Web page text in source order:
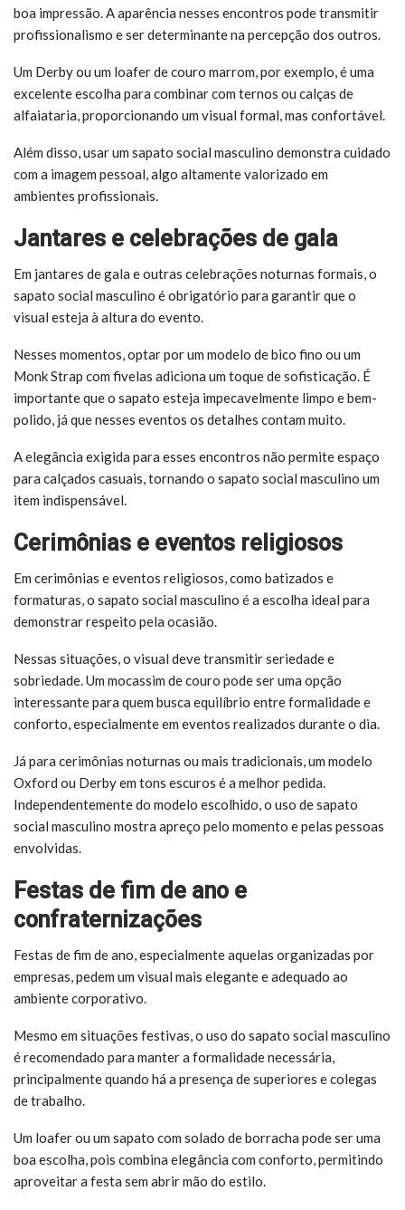
boa impressão. A aparência nesses encontros pode transmitir
profissionalismo e ser determinante na percepção dos outros.
Um Derby ou um loafer de couro marrom, por exemplo, é uma
excelente escolha para combinar com ternos ou calças de
alfaiataria, proporcionando um visual formal, mas confortável.
Além disso, usar um sapato social masculino demonstra cuidado
com a imagem pessoal, algo altamente valorizado em
ambientes profissionais.
Jantares e celebrações de gala
Em jantares de gala e outras celebrações noturnas formais, o
sapato social masculino é obrigatório para garantir que o
visual esteja à altura do evento.
Nesses momentos, optar por um modelo de bico fino ou um
Monk Strap com fivelas adiciona um toque de sofisticação. É
importante que o sapato esteja impecavelmente limpo e bem-
polido, já que nesses eventos os detalhes contam muito.
A elegância exigida para esses encontros não permite espaço
para calçados casuais, tornando o sapato social masculino um
item indispensável.
Cerimônias e eventos religiosos
Em cerimônias e eventos religiosos, como batizados e
formaturas, o sapato social masculino é a escolha ideal para
demonstrar respeito pela ocasião.
Nessas situações, o visual deve transmitir seriedade e
sobriedade. Um mocassim de couro pode ser uma opção
interessante para quem busca equilíbrio entre formalidade e
conforto, especialmente em eventos realizados durante o dia.
Já para cerimônias noturnas ou mais tradicionais, um modelo
Oxford ou Derby em tons escuros é a melhor pedida.
Independentemente do modelo escolhido, o uso de sapato
social masculino mostra apreço pelo momento e pelas pessoas
envolvidas.
Festas de fim de ano e
confraternizações
Festas de fim de ano, especialmente aquelas organizadas por
empresas, pedem um visual mais elegante e adequado ao
ambiente corporativo.
Mesmo em situações festivas, o uso do sapato social masculino
é recomendado para manter a formalidade necessária,
principalmente quando há a presença de superiores e colegas
de trabalho.
Um loafer ou um sapato com solado de borracha pode ser uma
boa escolha, pois combina elegância com conforto, permitindo
aproveitar a festa sem abrir mão do estilo.